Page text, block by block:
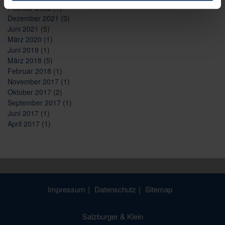
Februar 2022(1)
Dezember 2021 (3)
Juni 2021 (5)
März 2020 (1)
Juni 2019 (1)
März 2018 (5)
Februar 2018 (1)
November 2017 (1)
Oktober 2017 (2)
September 2017 (1)
Juni 2017 (1)
April 2017 (1)
Impressum Datenschutz Sitemap
Salzburger & Klein